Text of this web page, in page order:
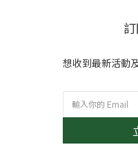
想收到最新活動